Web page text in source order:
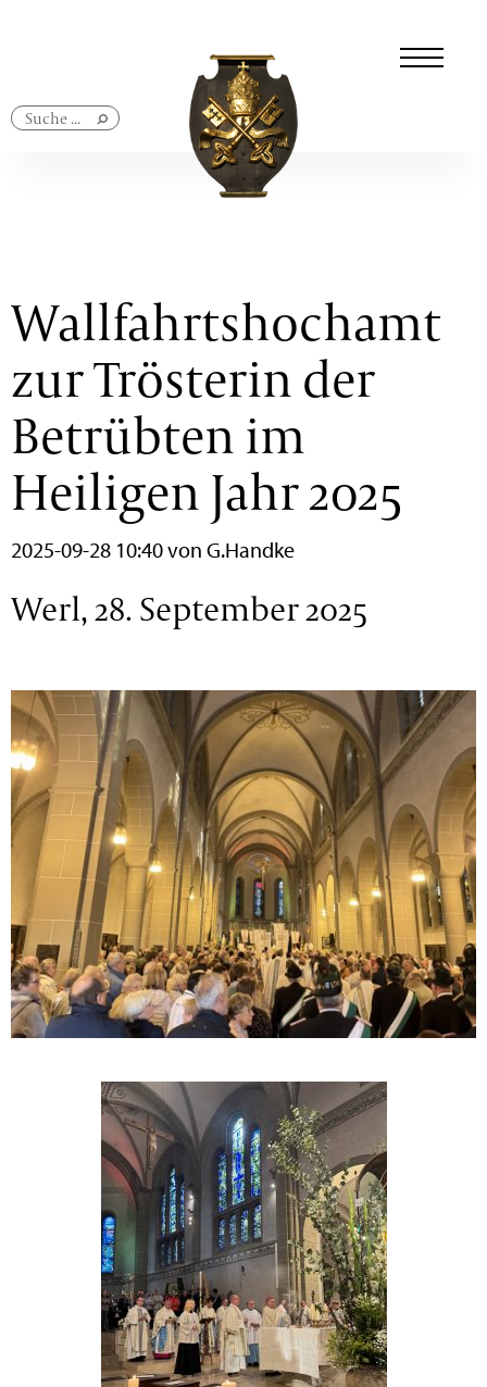
Wallfahrtshochamt
zur Trösterin der
Betrübten im
Heiligen Jahr 2025
2025-09-28 10:40von G.Handke
Werl, 28. September 2025